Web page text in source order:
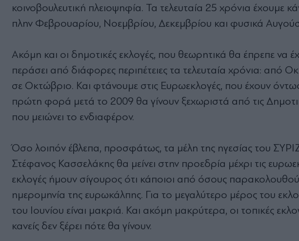
κοινοβουλευτική πλειοψηφία. Τα τελευταία 25 χρόνια έχουμε
πλην Φεβρουαρίου, Νοεμβρίου, Δεκεμβρίου και φυσικά
Ακόμη και οι δημοτικές εκλογές, που θεωρητικά θα έπρεπε να
περάσει από διάφορες περιπέτειες τα τελευταία χρόνια: από
σε Οκτώβριο. Και φτάνουμε στις Ευρωεκλογές, που έχουν
πρώτη φορά μετά το 2009 θα γίνουν ξεχωριστά από τις
που μειώνει το ενδιαφέρον.
Όσο λοιπόν έβλεπα, προσφάτως, τα μέλη της ηγεσίας του
Στέφανος Κασσελάκης θα μείνει στην προεδρία μέχρι τις
εκλογές ήμουν σίγουρος ότι κάποιοι από όσους
ημερομηνία της ευρωκάλπης. Για το μεγαλύτερο μέρος του
του Ιουνίου είναι μακριά. Και ακόμη μακρύτερα, οι τοπικές
κανείς δεν ξέρει πότε θα γίνουν.